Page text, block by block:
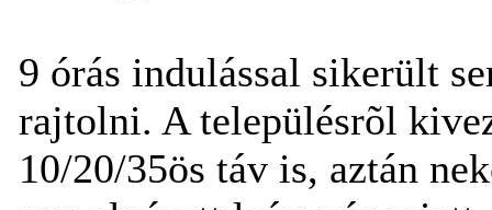
9 órás indulással sikerült
rajtolni. A településrõl
10/20/35ös táv is, aztán